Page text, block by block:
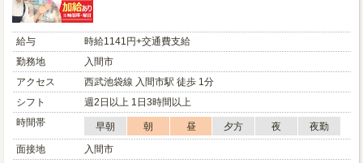
給与
時給1141円+交通費支給
勤務地
入間市
アクセス
西武池袋線 入間市駅 徒歩 1分
シフト
週2日以上 1日3時間以上
時間帯
早朝 朝 昼 夕方 夜
夜勤
面接地
入間市